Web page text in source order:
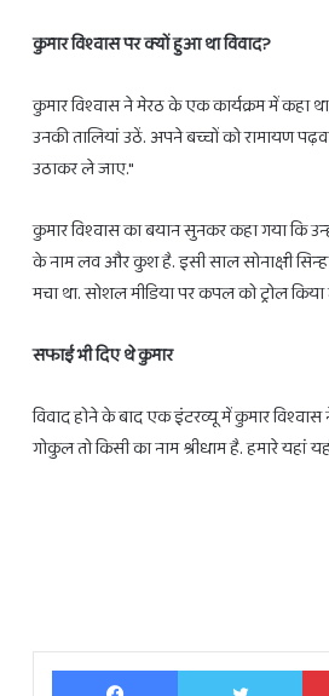
कुमार विश्वास पर क्यों हुआ था विवाद?
कुमार विश्वास ने मेरठ के एक कार्यक्रम में कहा
उनकी तालियां उठें. अपने बच्चों को रामायण
उठाकर ले जाए."
कुमार विश्वास का बयान सुनकर कहा गया कि
के नाम लव और कुश है. इसी साल सोनाक्षी
मचा था. सोशल मीडिया पर कपल को ट्रोल किया
सफाई भी दिए थे कुमार
विवाद होने के बाद एक इंटरव्यू में कुमार
गोकुल तो किसी का नाम श्रीधाम है. हमारे
Facebook